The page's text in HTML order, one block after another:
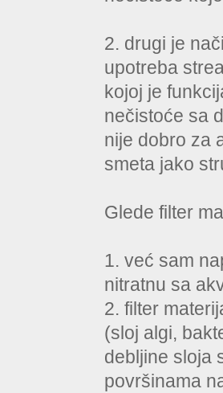
2. drugi je
upotreba
kojoj je
nečistoće sa
nije dobro za
smeta jako
Glede filter
1. već sam
nitratnu sa
2. filter
(sloj algi,
debljine sloja
površinama